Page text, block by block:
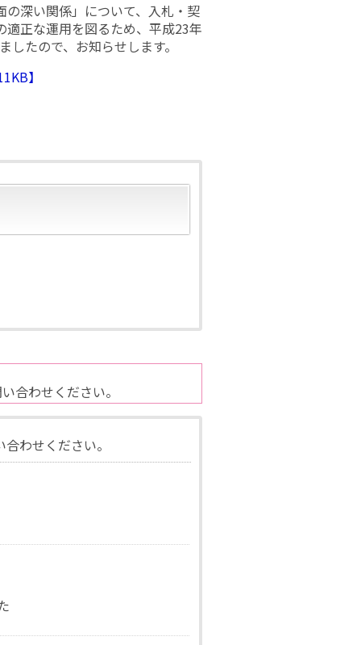
深い関係」について、入札・契
正な運用を図るため、平成23年
たので、お知らせします。
】
合わせください。
わせください。